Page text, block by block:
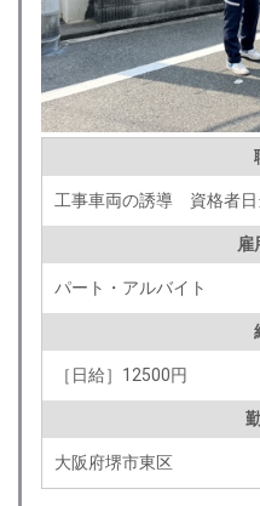
工事車両の誘導 資格者
雇
パート・アルバイト
［日給］12500円
大阪府堺市東区